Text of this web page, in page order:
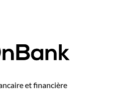
et financière